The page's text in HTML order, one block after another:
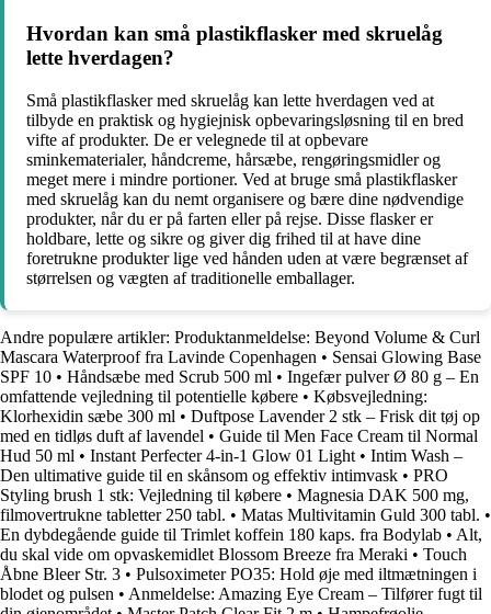
Hvordan kan små plastikflasker med skruelåg
lette hverdagen?
Små plastikflasker med skruelåg kan lette hverdagen ved at
tilbyde en praktisk og hygiejnisk opbevaringsløsning til en bred
vifte af produkter. De er velegnede til at opbevare
sminkematerialer, håndcreme, hårsæbe, rengøringsmidler og
meget mere i mindre portioner. Ved at bruge små plastikflasker
med skruelåg kan du nemt organisere og bære dine nødvendige
produkter, når du er på farten eller på rejse. Disse flasker er
holdbare, lette og sikre og giver dig frihed til at have dine
foretrukne produkter lige ved hånden uden at være begrænset af
størrelsen og vægten af traditionelle emballager.
Andre populære artikler: Produktanmeldelse: Beyond Volume & Curl
Mascara Waterproof fra Lavinde Copenhagen • Sensai Glowing Base
SPF 10 • Håndsæbe med Scrub 500 ml • Ingefær pulver Ø 80 g – En
omfattende vejledning til potentielle købere • Købsvejledning:
Klorhexidin sæbe 300 ml • Duftpose Lavender 2 stk – Frisk dit tøj op
med en tidløs duft af lavendel • Guide til Men Face Cream til Normal
Hud 50 ml • Instant Perfecter 4-in-1 Glow 01 Light • Intim Wash –
Den ultimative guide til en skånsom og effektiv intimvask • PRO
Styling brush 1 stk: Vejledning til købere • Magnesia DAK 500 mg,
filmovertrukne tabletter 250 tabl. • Matas Multivitamin Guld 300 tabl. •
En dybdegående guide til Trimlet koffein 180 kaps. fra Bodylab • Alt,
du skal vide om opvaskemidlet Blossom Breeze fra Meraki • Touch
Åbne Bleer Str. 3 • Pulsoximeter PO35: Hold øje med iltmætningen i
blodet og pulsen • Anmeldelse: Amazing Eye Cream – Tilfører fugt til